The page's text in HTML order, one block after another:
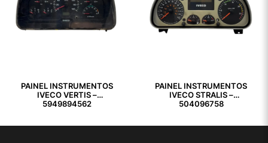
PAINEL INSTRUMENTOS
IVECO VERTIS –
5949894562
PAINEL INSTRUMENTOS
IVECO STRALIS –
504096758